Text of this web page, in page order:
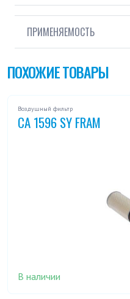
ПРИМЕНЯЕМОСТЬ
ПОХОЖИЕ ТОВАРЫ
Воздушный фильтр
CA 1596 SY FRAM
В наличии